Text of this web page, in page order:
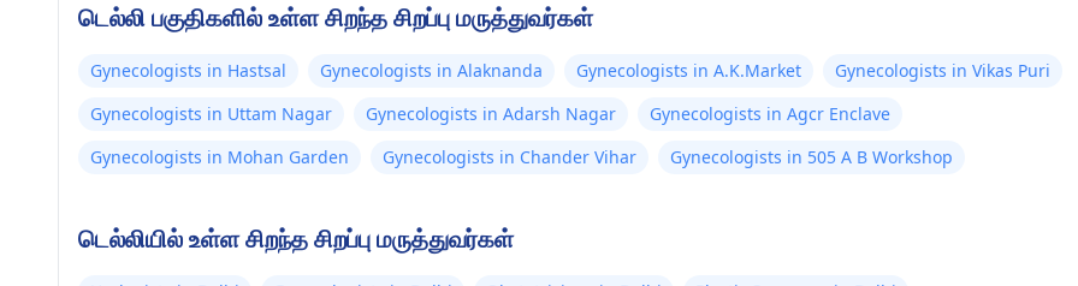
டெல்லி பகுதிகளில் உள்ள சிறந்த சிறப்பு மருத்துவர்கள்
Gynecologists in Hastsal Gynecologists in Alaknanda Gynecologists in A.K.Market
Gynecologists in Vikas Puri
Gynecologists in Uttam Nagar
Gynecologists in Adarsh Nagar
Gynecologists in Agcr Enclave
Gynecologists in Mohan Garden
Gynecologists in Chander Vihar Gynecologists in 505 A B Workshop
டெல்லியில் உள்ள சிறந்த சிறப்பு மருத்துவர்கள்